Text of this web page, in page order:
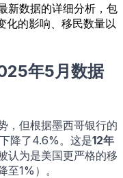
新数据的详细分析，包
化的影响、移民数量以
年5月数据
，但根据墨西哥银行的
降了4.6%。这是12年
认为是美国更严格的移
1%）。